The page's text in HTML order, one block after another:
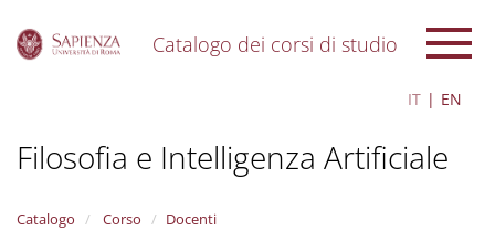
Catalogo dei corsi di studio
IT EN
Filosofia e Intelligenza Artificiale
Catalogo Corso Docenti